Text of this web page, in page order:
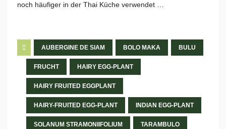
noch häufiger in der Thai Küche verwendet …
AUBERGINE DE SIAM BOLO MAKA BULU
FRUCHT HAIRY EGG-PLANT
HAIRY FRUITED EGGPLANT
HAIRY-FRUITED EGG-PLANT INDIAN EGG-PLANT
SOLANUM STRAMONIIFOLIUM TARAMBULO